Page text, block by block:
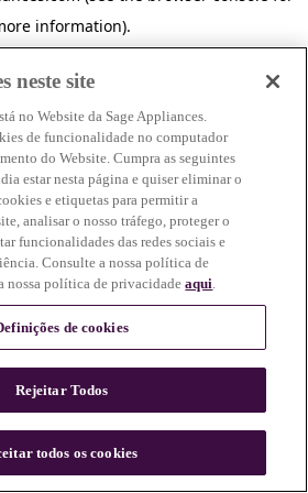
information).
neste site
no Website da Sage Appliances.
de funcionalidade no computador
do Website. Cumpra as seguintes
estar nesta página e quiser eliminar o
e etiquetas para permitir a
analisar o nosso tráfego, proteger o
funcionalidades das redes sociais e
Consulte a nossa política de
nossa política de privacidadeaqui.
de cookies
Rejeitar Todos
todos os cookies